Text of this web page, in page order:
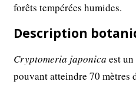
forêts tempérées humides.
Description
Cryptomeria japonica est
pouvant atteindre 70 mètres